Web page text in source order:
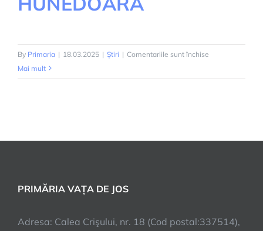
By Primaria | 18.03.2025 | Știri | Comentariile sunt închise
DE
HUNEDOARA
Mai mult
PRIMĂRIA VAȚA DE JOS
Adresa: Calea Crişului, nr. 18 (Cod postal:337514),